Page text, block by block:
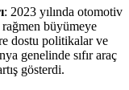
: 2023 yılında otomotiv
büyümeye
dostu politikalar ve
genelinde sıfır araç
gösterdi.